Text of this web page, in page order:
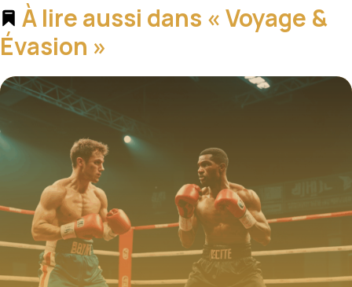
À lire aussi dans « Voyage &
Évasion »